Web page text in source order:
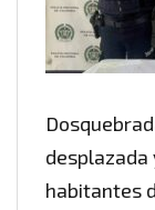
habitantes